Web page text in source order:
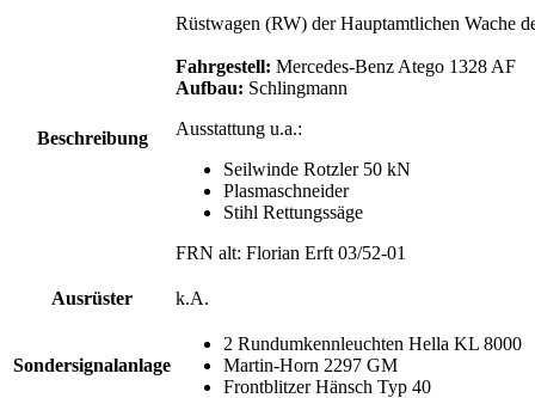
Beschreibung
Rüstwagen (RW) der Hauptamtlichen Wache
Fahrgestell: Mercedes-Benz Atego 1328 AF
Aufbau: Schlingmann
Ausstattung u.a.:
Seilwinde Rotzler 50 kN
Plasmaschneider
Stihl Rettungssäge
FRN alt: Florian Erft 03/52-01
Ausrüster k.A.
Sondersignalanlage
2 Rundumkennleuchten Hella KL 8000
Martin-Horn 2297 GM
Frontblitzer Hänsch Typ 40